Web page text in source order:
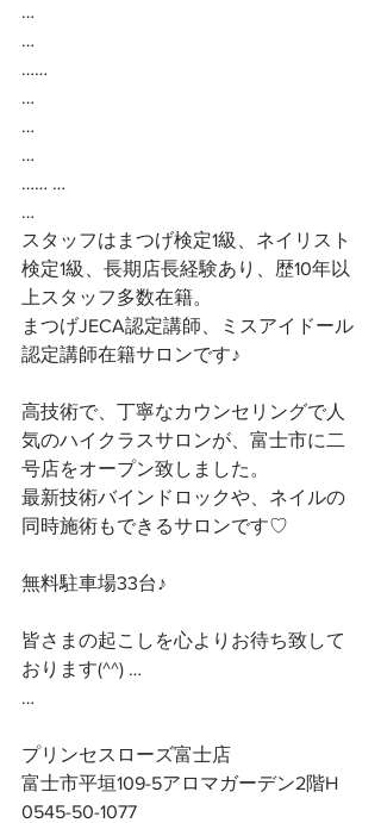
…
…
……
…
…
…
…… …
…
スタッフはまつげ検定1級、ネイリスト
検定1級、長期店長経験あり、歴10年以
上スタッフ多数在籍。
まつげJECA認定講師、ミスアイドール
認定講師在籍サロンです♪
高技術で、丁寧なカウンセリングで人
気のハイクラスサロンが、富士市に二
号店をオープン致しました。
最新技術バインドロックや、ネイルの
同時施術もできるサロンです♡
無料駐車場33台♪
皆さまの起こしを心よりお待ち致して
おります(^^) …
…
プリンセスローズ富士店
富士市平垣109-5アロマガーデン2階H
0545-50-1077